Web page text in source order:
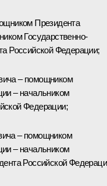
Президента
Государственно-
Российской Федерации;
– помощником
– начальником
Федерации;
– помощником
– начальником
Российской